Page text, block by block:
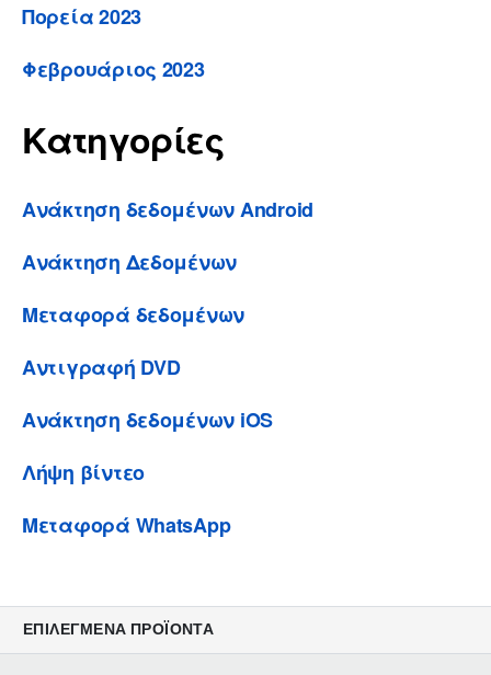
Πορεία 2023
Φεβρουάριος 2023
Κατηγορίες
Ανάκτηση δεδομένων Android
Ανάκτηση Δεδομένων
Μεταφορά δεδομένων
Αντιγραφή DVD
Ανάκτηση δεδομένων iOS
Λήψη βίντεο
Μεταφορά WhatsApp
ΕΠΙΛΕΓΜΈΝΑ ΠΡΟΪΌΝΤΑ